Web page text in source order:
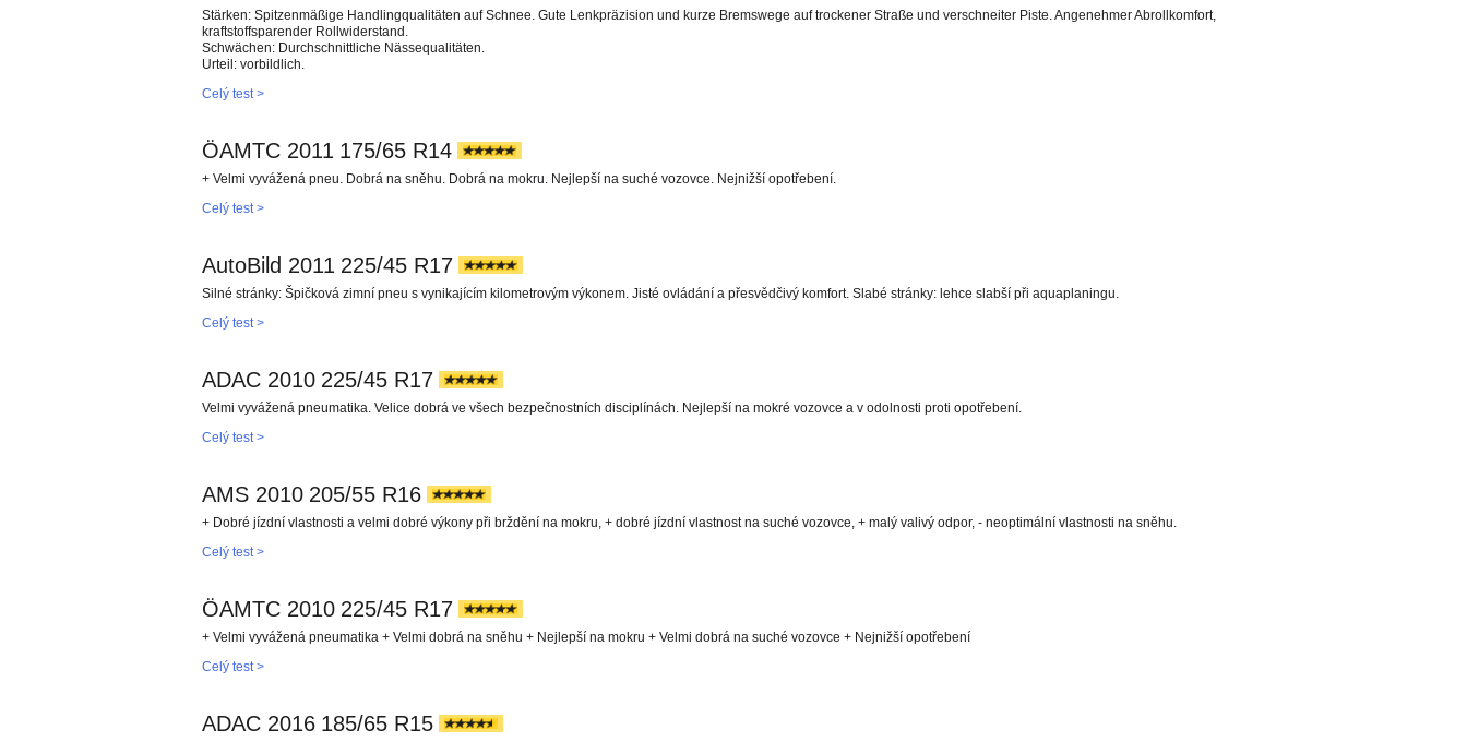
Stärken: Spitzenmäßige Handlingqualitäten auf Schnee. Gute Lenkpräzision und kurze Bremswege auf trockener Straße und verschneiter Piste. Angenehmer Abrollkomfort,
kraftstoffsparender Rollwiderstand.
Schwächen: Durchschnittliche Nässequalitäten.
Urteil: vorbildlich.
Celý test >
ÖAMTC 2011 175/65 R14
+ Velmi vyvážená pneu. Dobrá na sněhu. Dobrá na mokru. Nejlepší na suché vozovce. Nejnižší opotřebení.
Celý test >
AutoBild 2011 225/45 R17
Silné stránky: Špičková zimní pneu s vynikajícím kilometrovým výkonem. Jisté ovládání a přesvědčivý komfort. Slabé stránky: lehce slabší při aquaplaningu.
Celý test >
ADAC 2010 225/45 R17
Velmi vyvážená pneumatika. Velice dobrá ve všech bezpečnostních disciplínách. Nejlepší na mokré vozovce a v odolnosti proti opotřebení.
Celý test >
AMS 2010 205/55 R16
+ Dobré jízdní vlastnosti a velmi dobré výkony při brždění na mokru, + dobré jízdní vlastnost na suché vozovce, + malý valivý odpor, - neoptimální vlastnosti na sněhu.
Celý test >
ÖAMTC 2010 225/45 R17
+ Velmi vyvážená pneumatika + Velmi dobrá na sněhu + Nejlepší na mokru + Velmi dobrá na suché vozovce + Nejnižší opotřebení
Celý test >
ADAC 2016 185/65 R15